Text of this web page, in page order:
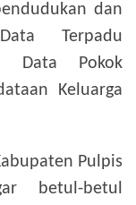
dan
Terpadu
Data Pokok
Keluarga
Pulpis
betul-betul